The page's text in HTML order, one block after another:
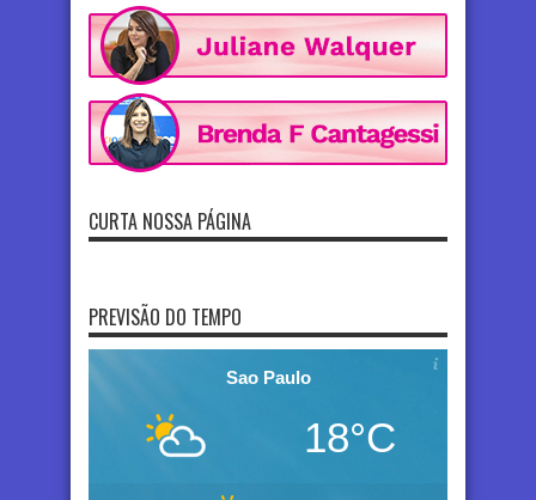
CURTA NOSSA PÁGINA
PREVISÃO DO TEMPO
Sao Paulo
18°C